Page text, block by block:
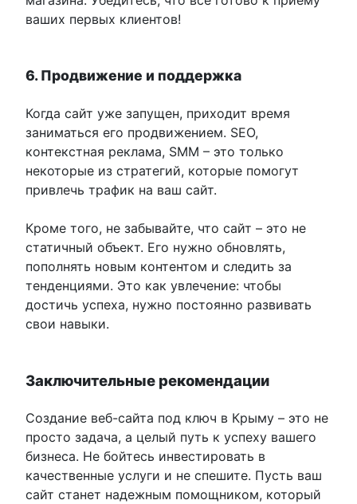
ваших первых клиентов!
6. Продвижение и поддержка
Когда сайт уже запущен, приходит время
заниматься его продвижением. SEO,
контекстная реклама, SMM – это только
некоторые из стратегий, которые помогут
привлечь трафик на ваш сайт.
Кроме того, не забывайте, что сайт – это не
статичный объект. Его нужно обновлять,
пополнять новым контентом и следить за
тенденциями. Это как увлечение: чтобы
достичь успеха, нужно постоянно развивать
свои навыки.
Заключительные рекомендации
Создание веб-сайта под ключ в Крыму – это не
просто задача, а целый путь к успеху вашего
бизнеса. Не бойтесь инвестировать в
качественные услуги и не спешите. Пусть ваш
сайт станет надежным помощником, который